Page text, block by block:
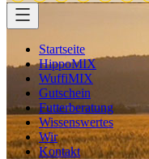
Startseite
HippoMIX
WuffiMIX
Gutschein
Futterberatung
Wissenswertes
Wir
Kontakt